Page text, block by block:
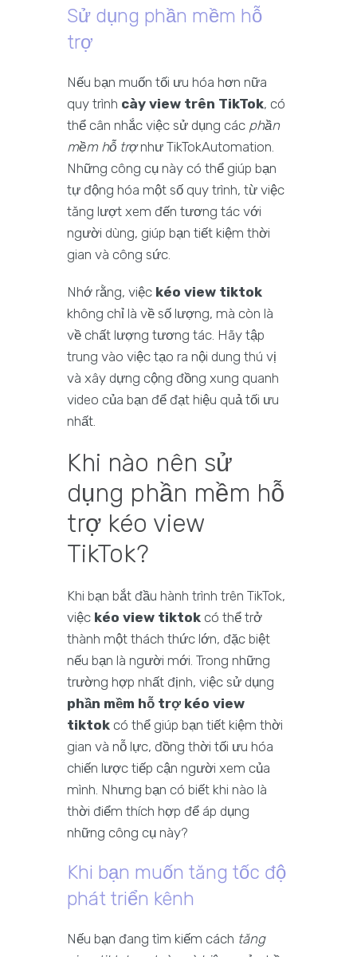
Sử dụng phần mềm hỗ
trợ
Nếu bạn muốn tối ưu hóa hơn nữa
quy trình cày view trên TikTok, có
thể cân nhắc việc sử dụng các phần
mềm hỗ trợnhư TikTokAutomation.
Những công cụ này có thể giúp bạn
tự động hóa một số quy trình, từ việc
tăng lượt xem đến tương tác với
người dùng, giúp bạn tiết kiệm thời
gian và công sức.
Nhớ rằng, việc kéo view tiktok
không chỉ là về số lượng, mà còn là
về chất lượng tương tác. Hãy tập
trung vào việc tạo ra nội dung thú vị
và xây dựng cộng đồng xung quanh
video của bạn để đạt hiệu quả tối ưu
nhất.
Khi nào nên sử
dụng phần mềm hỗ
trợ kéo view
TikTok?
Khi bạn bắt đầu hành trình trên TikTok,
việc kéo view tiktok có thể trở
thành một thách thức lớn, đặc biệt
nếu bạn là người mới. Trong những
trường hợp nhất định, việc sử dụng
phần mềm hỗ trợ kéo view
tiktok có thể giúp bạn tiết kiệm thời
gian và nỗ lực, đồng thời tối ưu hóa
chiến lược tiếp cận người xem của
mình. Nhưng bạn có biết khi nào là
thời điểm thích hợp để áp dụng
những công cụ này?
Khi bạn muốn tăng tốc độ
phát triển kênh
Nếu bạn đang tìm kiếm cách tăng